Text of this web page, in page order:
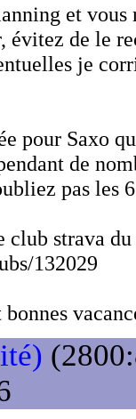
et
de le
je
pour Saxo
de
pas les
club strava
132029